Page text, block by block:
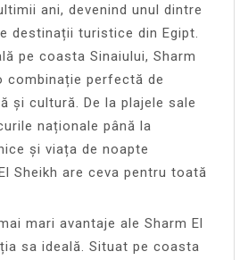
ani, devenind unul dintre
destinații turistice din Egipt.
pe coasta Sinaiului, Sharm
combinație perfectă de
și cultură. De la plajele sale
naționale până la
și viața de noapte
Sheikh are ceva pentru toată
mari avantaje ale Sharm El
sa ideală. Situat pe coasta